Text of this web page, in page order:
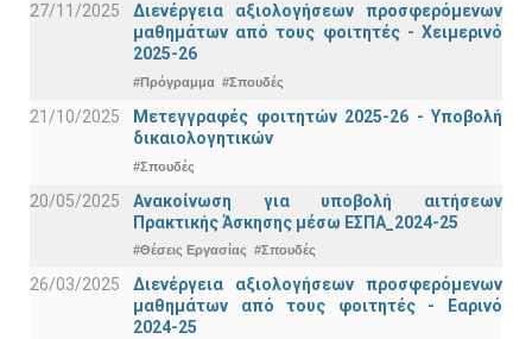
27/11/2025
Διενέργεια αξιολογήσεων προσφερόμενων
μαθημάτων από τους φοιτητές - Χειμερινό
2025-26
#Πρόγραμμα #Σπουδές
21/10/2025
Μετεγγραφές φοιτητών 2025-26 - Υποβολή
δικαιολογητικών
#Σπουδές
20/05/2025
Ανακοίνωση για υποβολή αιτήσεων
Πρακτικής Άσκησης μέσω ΕΣΠΑ_2024-25
#Θέσεις Εργασίας #Σπουδές
26/03/2025
Διενέργεια αξιολογήσεων προσφερόμενων
μαθημάτων από τους φοιτητές - Εαρινό
2024-25